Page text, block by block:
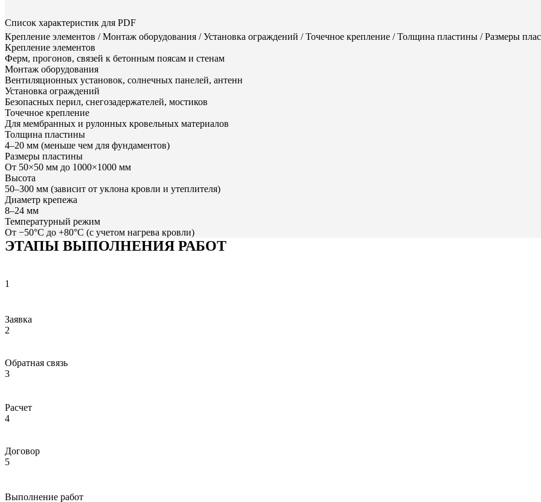
Список характеристик для PDF
Крепление элементов / Монтаж оборудования / Установка ограждений / Точечное крепление / Толщина пластины / Размеры
Крепление элементов
Ферм, прогонов, связей к бетонным поясам и стенам
Монтаж оборудования
Вентиляционных установок, солнечных панелей, антенн
Установка ограждений
Безопасных перил, снегозадержателей, мостиков
Точечное крепление
Для мембранных и рулонных кровельных материалов
Толщина пластины
4–20 мм (меньше чем для фундаментов)
Размеры пластины
От 50×50 мм до 1000×1000 мм
Высота
50–300 мм (зависит от уклона кровли и утеплителя)
Диаметр крепежа
8–24 мм
Температурный режим
От −50°C до +80°C (с учетом нагрева кровли)
ЭТАПЫ ВЫПОЛНЕНИЯ РАБОТ
1
Заявка
2
Обратная связь
3
Расчет
4
Договор
5
Выполнение работ